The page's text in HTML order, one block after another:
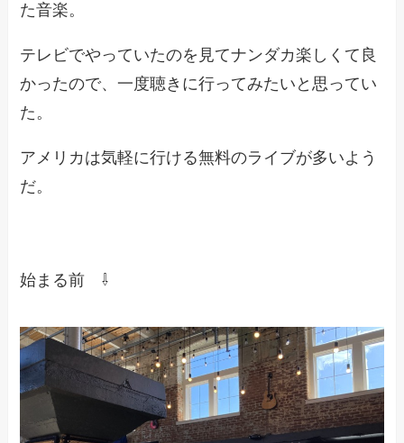
た音楽。
テレビでやっていたのを見てナンダカ楽しくて良
かったので、一度聴きに行ってみたいと思ってい
た。
アメリカは気軽に行ける無料のライブが多いよう
だ。
始まる前 ⇩